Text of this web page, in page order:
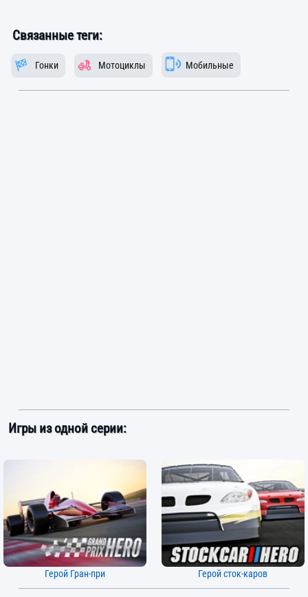
Связанные теги:
Гонки Мотоциклы Мобильные
Игры из одной серии:
Герой Гран-при Герой сток-каров